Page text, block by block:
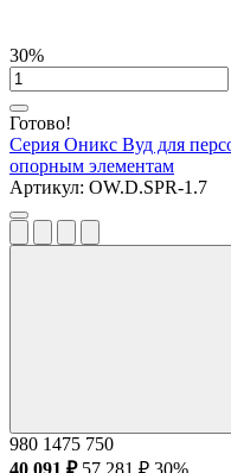
30%
Готово!
Серия Оникс Вуд для
опорным элементам
Артикул: OW.D.SPR-1.7
980 1475 750
40 091 ₽ 57 281 ₽ 30%